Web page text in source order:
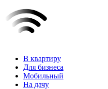
В квартиру
Для бизнеса
Мобильный
На дачу